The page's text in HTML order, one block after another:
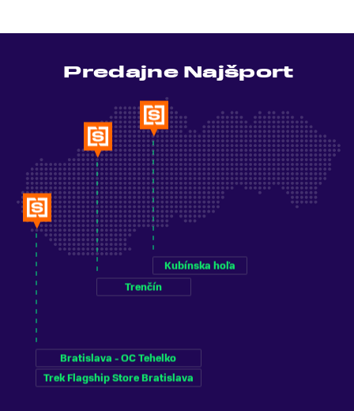
Predajne Najšport
Bratislava - OC Tehelko
Trek Flagship Store Bratislava
Trenčín
Kubínska hoľa